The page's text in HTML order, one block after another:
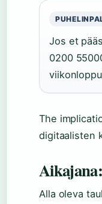
Jos et
0200
The
digitaalisten
Alla oleva